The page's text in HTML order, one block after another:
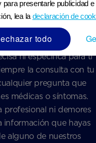
son para propósitos
y no deben ser
salud o médicos,
o tu bebé por nacer. La
ni específica para ti
la consulta con tu
pregunta que
médicas o síntomas.
profesional ni demores
información que hayas
alguno de nuestros
presentarle publicidad
lea la declaración de
todo